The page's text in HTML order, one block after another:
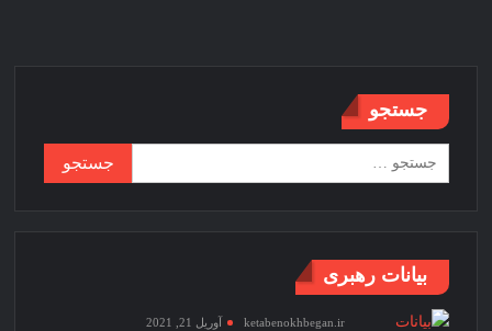
جستجو
برای:
بیانات رهبری
ketabenokhbegan.ir آوریل 21, 2021